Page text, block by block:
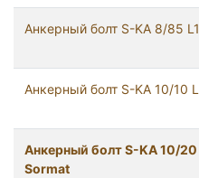
Анкерный болт S-KA 8/85
Анкерный болт S-KA 10/10
Анкерный болт S-KA 10/20
Sormat